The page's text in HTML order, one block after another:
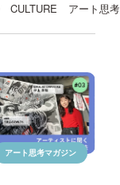
CULTURE アート思
アート思考マガジン